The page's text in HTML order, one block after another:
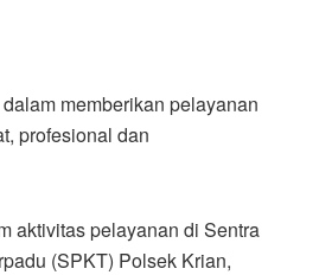
memberikan pelayanan
profesional dan
aktivitas pelayanan di Sentra
(SPKT) Polsek Krian,